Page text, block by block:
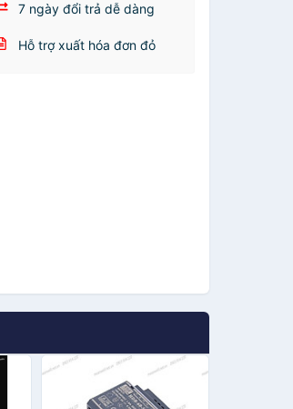
7 ngày đổi trả dễ dàng
Hỗ trợ xuất hóa đơn đỏ